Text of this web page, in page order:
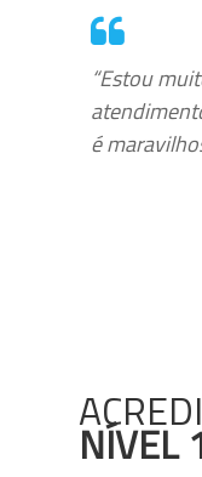
“Estou
é
NÍVEL